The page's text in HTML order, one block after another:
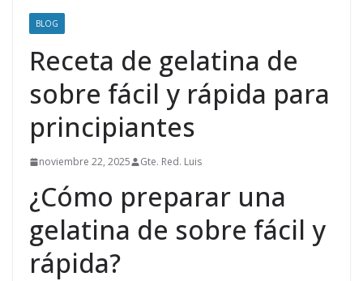
BLOG
Receta de gelatina de
sobre fácil y rápida para
principiantes
noviembre 22, 2025 Gte. Red. Luis
¿Cómo preparar una
gelatina de sobre fácil y
rápida?